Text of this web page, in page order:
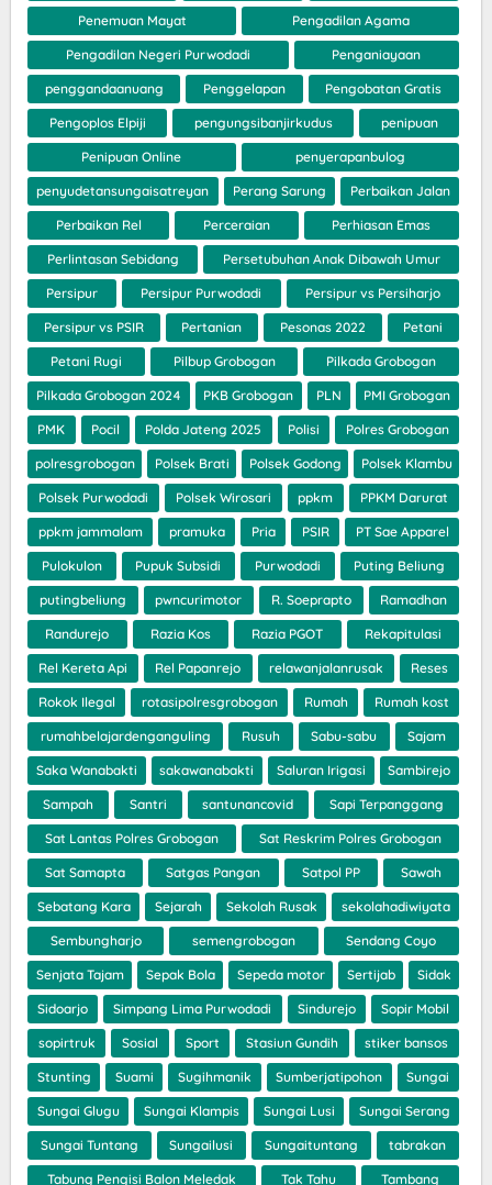
Penemuan Mayat Pengadilan Agama
Pengadilan Negeri Purwodadi Penganiayaan
penggandaanuang Penggelapan Pengobatan Gratis
Pengoplos Elpiji pengungsibanjirkudus penipuan
Penipuan Online penyerapanbulog
penyudetansungaisatreyan Perang Sarung Perbaikan Jalan
Perbaikan Rel Perceraian Perhiasan Emas
Perlintasan Sebidang Persetubuhan Anak Dibawah Umur
Persipur Persipur Purwodadi Persipur vs Persiharjo
Persipur vs PSIR Pertanian Pesonas 2022 Petani
Petani Rugi Pilbup Grobogan Pilkada Grobogan
Pilkada Grobogan 2024 PKB Grobogan PLN PMI Grobogan
PMK Pocil Polda Jateng 2025 Polisi Polres Grobogan
polresgrobogan Polsek Brati Polsek Godong Polsek Klambu
Polsek Purwodadi Polsek Wirosari ppkm PPKM Darurat
ppkm jammalam pramuka Pria PSIR PT Sae Apparel
Pulokulon Pupuk Subsidi Purwodadi Puting Beliung
putingbeliung pwncurimotor R. Soeprapto Ramadhan
Randurejo Razia Kos Razia PGOT Rekapitulasi
Rel Kereta Api Rel Papanrejo relawanjalanrusak Reses
Rokok Ilegal rotasipolresgrobogan Rumah Rumah kost
rumahbelajardenganguling Rusuh Sabu-sabu Sajam
Saka Wanabakti sakawanabakti Saluran Irigasi Sambirejo
Sampah Santri santunancovid Sapi Terpanggang
Sat Lantas Polres Grobogan Sat Reskrim Polres Grobogan
Sat Samapta Satgas Pangan Satpol PP Sawah
Sebatang Kara Sejarah Sekolah Rusak sekolahadiwiyata
Sembungharjo semengrobogan Sendang Coyo
Senjata Tajam Sepak Bola Sepeda motor Sertijab Sidak
Sidoarjo Simpang Lima Purwodadi Sindurejo Sopir Mobil
sopirtruk Sosial Sport Stasiun Gundih stiker bansos
Stunting Suami Sugihmanik Sumberjatipohon Sungai
Sungai Glugu Sungai Klampis Sungai Lusi Sungai Serang
Sungai Tuntang Sungailusi Sungaituntang tabrakan
Tabung Pengisi Balon Meledak Tak Tahu Tambang